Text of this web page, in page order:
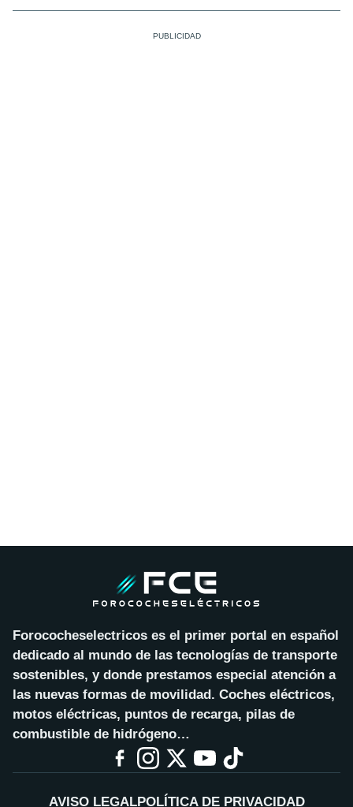
Forococheselectricos es el primer portal en español
dedicado al mundo de las tecnologías de transporte
sostenibles, y donde prestamos especial atención a
las nuevas formas de movilidad. Coches eléctricos,
motos eléctricas, puntos de recarga, pilas de
combustible de hidrógeno…
AVISO LEGALPOLÍTICA DE PRIVACIDAD